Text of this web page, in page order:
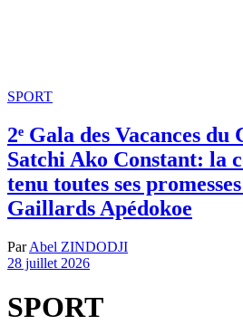
SPORT
2ᵉ Gala des Vacances
Satchi Ako Constant: la
tenu toutes ses
Gaillards Apédokoe
Par Abel ZINDODJI
28 juillet 2026
SPORT